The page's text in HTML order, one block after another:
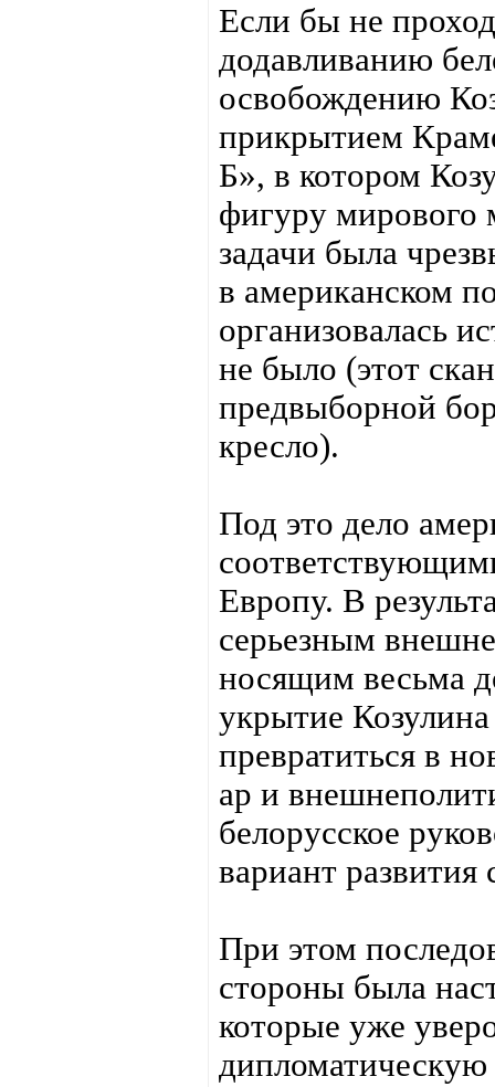
Если бы не
додавливанию
освобождению
прикрытием
Б», в котором
фигуру мирового
задачи была
в американском
организовалась
не было (этот
предвыборной
кресло).
Под это дело
Европу. В
серьезным
носящим весьма
укрытие
превратиться в
ар и
белорусское
вариант
При этом
стороны была
которые уже